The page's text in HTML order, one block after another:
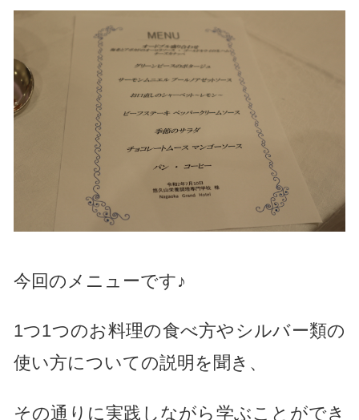
今回のメニューです♪
1つ1つのお料理の食べ方やシルバー類の
使い方についての説明を聞き、
その通りに実践しながら学ぶことができ